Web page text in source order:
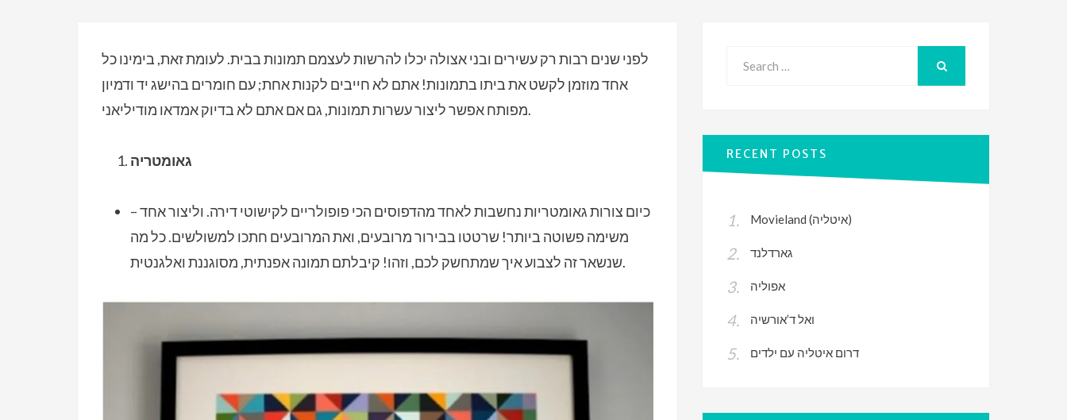
לפני שנים רבות רק עשירים ובני אצולה יכלו להרשות לעצמם תמונות בבית. לעומת זאת, בימינו כל
אחד מוזמן לקשט את ביתו בתמונות! אתם לא חייבים לקנות אחת; עם חומרים בהישג יד ודמיון
מפותח אפשר ליצור עשרות תמונות, גם אם אתם לא בדיוק אמדאו מודיליאני.
גאומטריה
כיום צורות גאומטריות נחשבות לאחד מהדפוסים הכי פופולריים לקישוטי דירה. וליצור אחד –
משימה פשוטה ביותר! שרטטו בבירור מרובעים, ואת המרובעים חתכו למשולשים. כל מה
שנשאר זה לצבוע איך שמתחשק לכם, וזהו! קיבלתם תמונה אפנתית, מסוגננת ואלגנטית.
RECENT POSTS
Movieland (איטליה)
גארדלנד
אפוליה
ואל ד’אורשיה
דרום איטליה עם ילדים